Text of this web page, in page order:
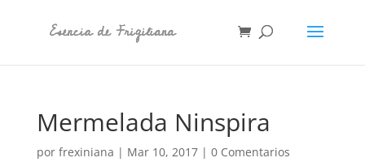
Mermelada Ninspira
por frexiniana | Mar 10, 2017| 0 Comentarios